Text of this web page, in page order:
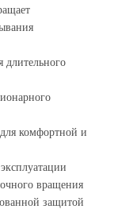
длительного
комфортной и
вращения
защитой